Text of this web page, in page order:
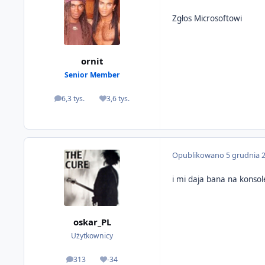
ornit
Senior Member
6,3 tys.
odpowiedzi3,6 tys.
Reputacja
Zgłos Microsoftowi
oskar_PL
Użytkownicy
313
odpowiedzi-34
Reputacja
Opublikowano 5 grudnia
i mi daja bana na